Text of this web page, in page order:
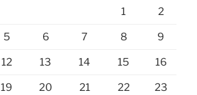
1 2
5 6 7 8 9
12 13 14 15 16
19 20 21 22 23